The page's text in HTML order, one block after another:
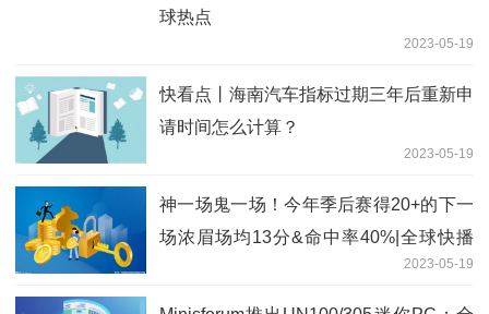
球热点
2023-05-19
快看点丨海南汽车指标过期三年后重新申
请时间怎么计算？
2023-05-19
神一场鬼一场！今年季后赛得20+的下一
场浓眉场均13分&命中率40%|全球快播
2023-05-19